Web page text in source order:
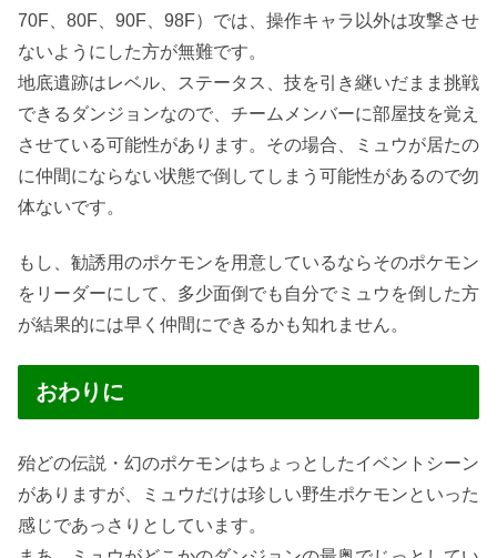
70F、80F、90F、98F）では、操作キャラ以外は攻撃させ
ないようにした方が無難です。
地底遺跡はレベル、ステータス、技を引き継いだまま挑戦
できるダンジョンなので、チームメンバーに部屋技を覚え
させている可能性があります。その場合、ミュウが居たの
に仲間にならない状態で倒してしまう可能性があるので勿
体ないです。
もし、勧誘用のポケモンを用意しているならそのポケモン
をリーダーにして、多少面倒でも自分でミュウを倒した方
が結果的には早く仲間にできるかも知れません。
おわりに
殆どの伝説・幻のポケモンはちょっとしたイベントシーン
がありますが、ミュウだけは珍しい野生ポケモンといった
感じであっさりとしています。